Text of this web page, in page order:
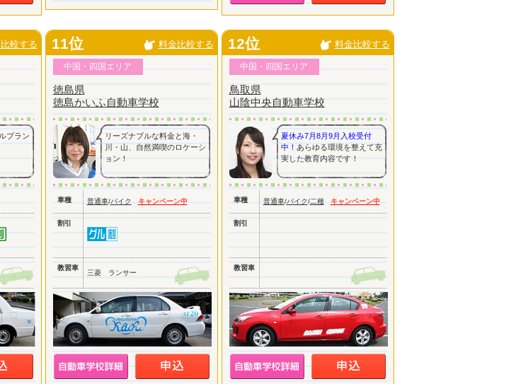
較する
プラン
11位 料金比較する
中国・四国エリア
徳島県
徳島かいふ自動車学校
リーズナブルな料金と海・
川・山、自然満喫のロケーシ
ョン！
車種 普通車/バイク キャンペーン中
割引
教習車
三菱 ランサー
12位 料金比較する
中国・四国エリア
鳥取県
山陰中央自動車学校
夏休み7月8月9月入校受付
中！ あらゆる環境を整えて充
実した教育内容です！
車種 普通車/バイク/二種 キャンペーン中
割引
教習車